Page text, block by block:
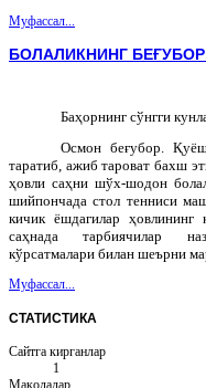
Муфассал...
БОЛАЛИКНИНГ
Баҳорнинг сўнгги
Осмон беғубор.
таратиб, ажиб тароват бахш
ҳовли саҳни шўх-шодон
шийпончада стол тенниси
кичик ёшдагилар ҳовлининг
саҳнада тарбиячилар
кўрсатмалари билан шеърни
Муфассал...
СТАТИСТИКА
Сайтга кирганлар
1
Мақолалар